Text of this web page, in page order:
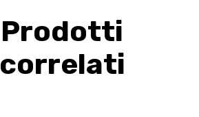
Prodotti
correlati